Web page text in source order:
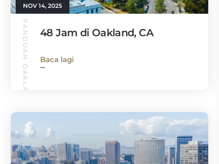
NOV 14, 2025
PANDUAN OAKLAND 48 Jam di Oakland, CA
Baca lagi